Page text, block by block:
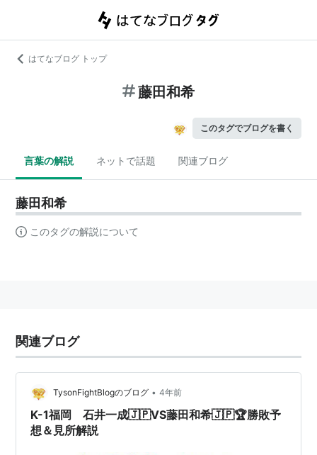
はてなブログ トップ
藤田和希
このタグでブログを書く
言葉の解説 ネットで話題 関連ブログ
藤田和希
このタグの解説について
関連ブログ
TysonFightBlogのブログ • 4年前
K-1福岡 石井一成🇯🇵VS藤田和希🇯🇵🏆勝敗予
想＆見所解説